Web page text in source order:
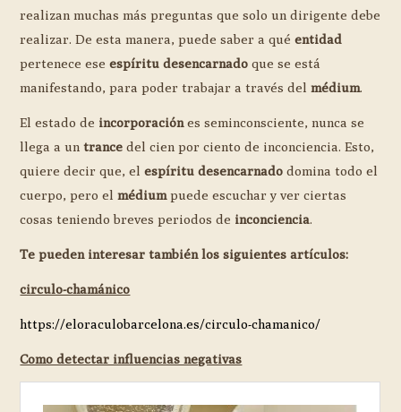
realizan muchas más preguntas que solo un dirigente debe
realizar. De esta manera, puede saber a quéentidad
pertenece eseespíritu desencarnado que se está
manifestando, para poder trabajar a través delmédium.
El estado de incorporaciónes seminconsciente, nunca se
llega a untrance del cien por ciento de inconciencia. Esto,
quiere decir que, elespíritu desencarnado domina todo el
cuerpo, pero elmédiumpuede escuchar y ver ciertas
cosas teniendo breves periodos de inconciencia.
Te pueden interesar también los siguientes artículos:
circulo-chamánico
https://eloraculobarcelona.es/circulo-chamanico/
Como detectar influencias negativas